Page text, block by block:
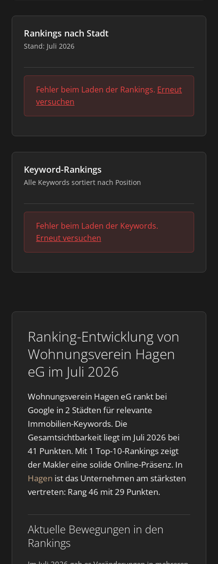
Ranking-Entwicklung von
Wohnungsverein Hagen
eG im Juli 2026
Wohnungsverein Hagen eG rankt bei
Google in 2 Städten für relevante
Immobilien-Keywords. Die
Gesamtsichtbarkeit liegt im Juli 2026 bei
41 Punkten. Mit 1 Top-10-Rankings zeigt
der Makler eine solide Online-Präsenz. In
Hagen ist das Unternehmen am stärksten
vertreten: Rang 46 mit 29 Punkten.
Aktuelle Bewegungen in den
Rankings
Rankings nach Stadt
Stand: Juli 2026
Fehler beim Laden der Rankings. Erneut
versuchen
Keyword-Rankings
Alle Keywords sortiert nach Position
Fehler beim Laden der Keywords.
Erneut versuchen